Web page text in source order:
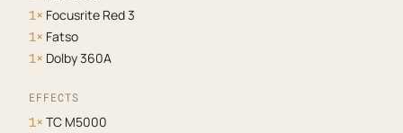
1× Focusrite Red 3
1× Fatso
1× Dolby 360A
EFFECTS
1× TC M5000